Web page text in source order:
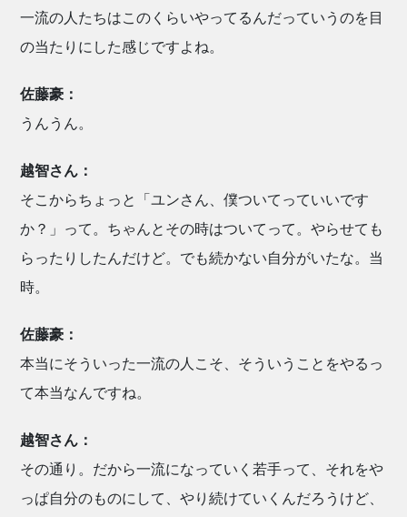
一流の人たちはこのくらいやってるんだっていうのを目
の当たりにした感じですよね。
佐藤豪：
うんうん。
越智さん：
そこからちょっと「ユンさん、僕ついてっていいです
か？」って。ちゃんとその時はついてって。やらせても
らったりしたんだけど。でも続かない自分がいたな。当
時。
佐藤豪：
本当にそういった一流の人こそ、そういうことをやるっ
て本当なんですね。
越智さん：
その通り。だから一流になっていく若手って、それをや
っぱ自分のものにして、やり続けていくんだろうけど、